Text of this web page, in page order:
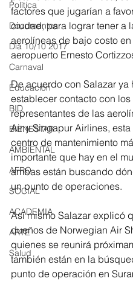
Política
Documentos
Día 10/10 2017
Carnaval
Educación
BID
BIENESTAR
AMBIENTAL
AFRO
SOCIAL
ACADEMIA
ARTE
Salud
factores que jugarían a
ciudad, para lograr tener a
aerolíneas de bajo costo en
aeropuerto Ernesto
De acuerdo con Salazar ya
establecer contacto con los
representantes de las
Air y Singapur Airlines, esta
centro de mantenimiento
importante que hay en el
ambas están buscando
un punto de operaciones.
Así mismo Salazar explicó
dueños de Norwegian Air
quienes se reunirá
también están en la
punto de operación en